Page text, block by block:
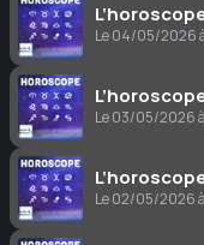
Le 04/05/2026
Le 03/05/2026
Le 02/05/2026